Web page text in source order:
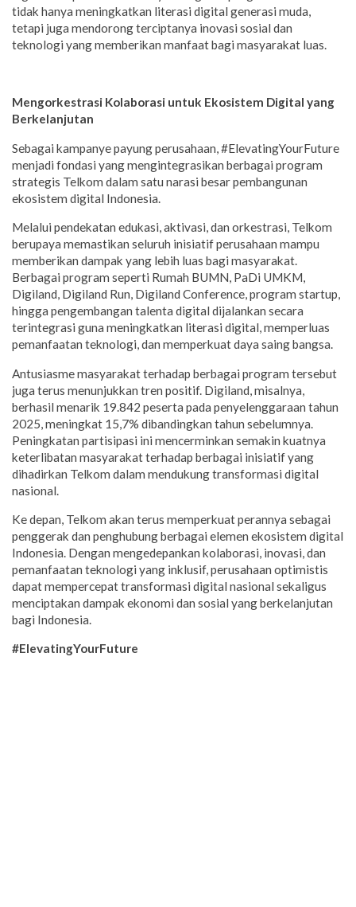
tidak hanya meningkatkan literasi digital generasi muda,
tetapi juga mendorong terciptanya inovasi sosial dan
teknologi yang memberikan manfaat bagi masyarakat luas.
Mengorkestrasi Kolaborasi untuk Ekosistem Digital yang
Berkelanjutan
Sebagai kampanye payung perusahaan, #ElevatingYourFuture
menjadi fondasi yang mengintegrasikan berbagai program
strategis Telkom dalam satu narasi besar pembangunan
ekosistem digital Indonesia.
Melalui pendekatan edukasi, aktivasi, dan orkestrasi, Telkom
berupaya memastikan seluruh inisiatif perusahaan mampu
memberikan dampak yang lebih luas bagi masyarakat.
Berbagai program seperti Rumah BUMN, PaDi UMKM,
Digiland, Digiland Run, Digiland Conference, program startup,
hingga pengembangan talenta digital dijalankan secara
terintegrasi guna meningkatkan literasi digital, memperluas
pemanfaatan teknologi, dan memperkuat daya saing bangsa.
Antusiasme masyarakat terhadap berbagai program tersebut
juga terus menunjukkan tren positif. Digiland, misalnya,
berhasil menarik 19.842 peserta pada penyelenggaraan tahun
2025, meningkat 15,7% dibandingkan tahun sebelumnya.
Peningkatan partisipasi ini mencerminkan semakin kuatnya
keterlibatan masyarakat terhadap berbagai inisiatif yang
dihadirkan Telkom dalam mendukung transformasi digital
nasional.
Ke depan, Telkom akan terus memperkuat perannya sebagai
penggerak dan penghubung berbagai elemen ekosistem digital
Indonesia. Dengan mengedepankan kolaborasi, inovasi, dan
pemanfaatan teknologi yang inklusif, perusahaan optimistis
dapat mempercepat transformasi digital nasional sekaligus
menciptakan dampak ekonomi dan sosial yang berkelanjutan
bagi Indonesia.
#ElevatingYourFuture